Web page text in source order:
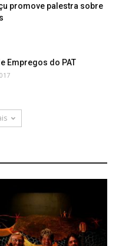
promove palestra sobre
Empregos do PAT